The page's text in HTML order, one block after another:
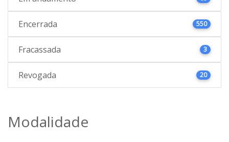
Encerrada 550
Fracassada 3
Revogada 20
Modalidade